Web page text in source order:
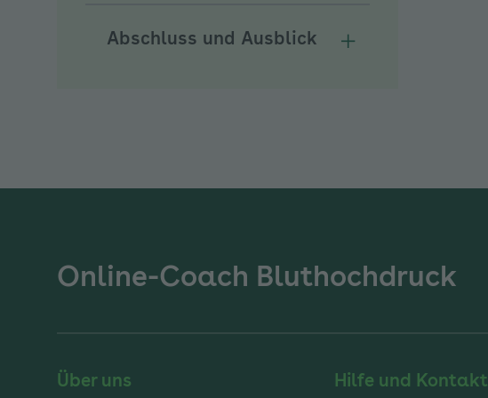
Abschluss und Ausblick
Online-Coach Bluthochdruck
Über uns Hilfe und Kontakt